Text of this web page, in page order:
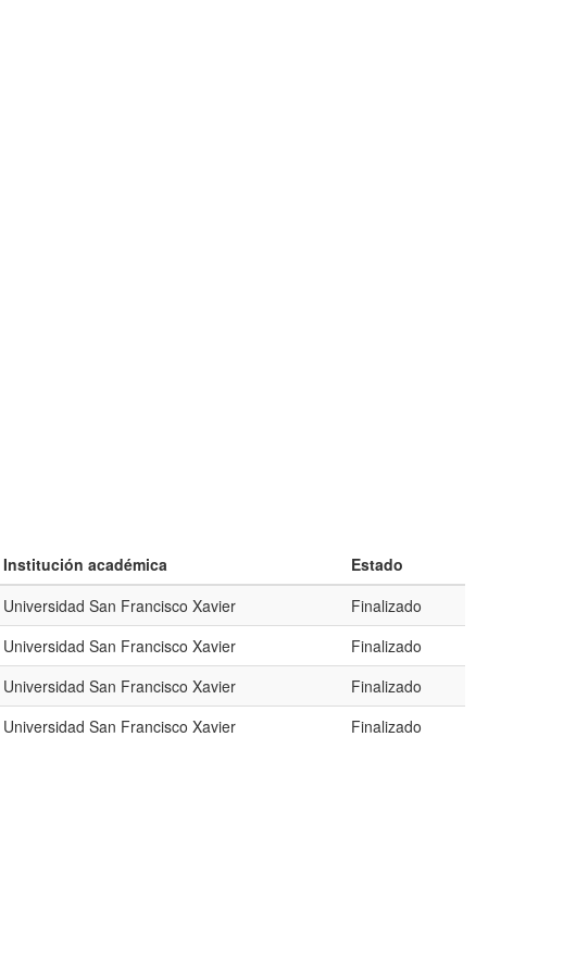
Institución académica
Estado
Universidad San Francisco Xavier
Finalizado
Universidad San Francisco Xavier
Finalizado
Universidad San Francisco Xavier
Finalizado
Universidad San Francisco Xavier Finalizado